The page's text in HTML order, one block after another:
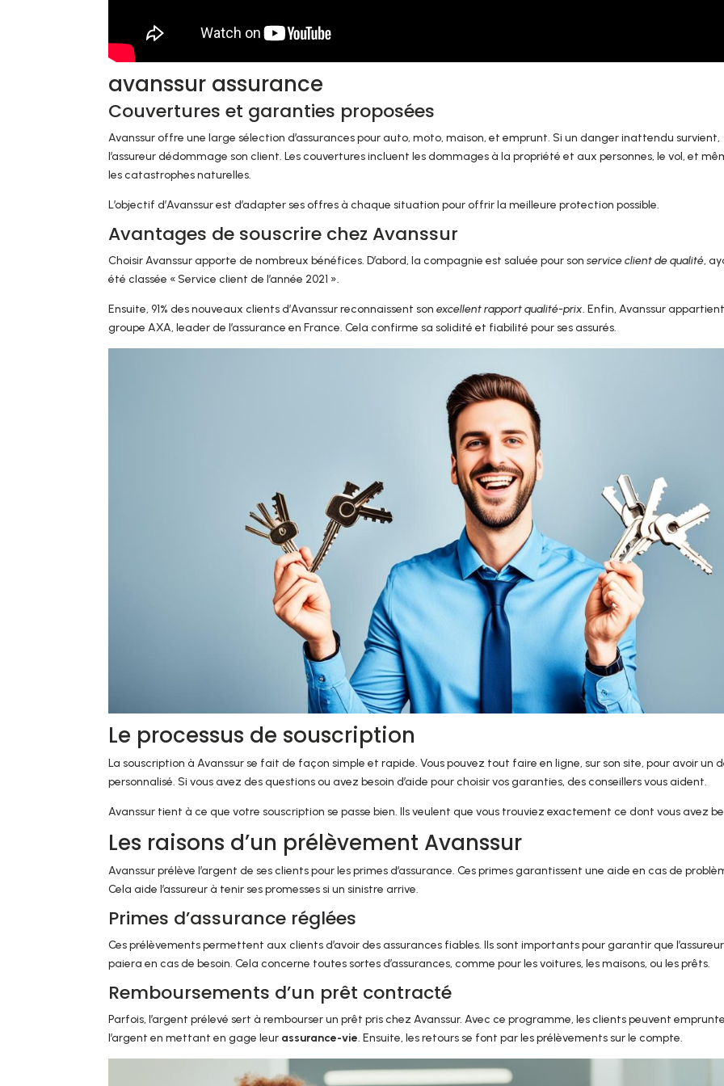
avanssur assurance
Couvertures et garanties proposées
Avanssur offre une large sélection d’assurances pour auto, moto, maison, et emprunt. Si un danger inattendu survient,
l’assureur dédommage son client. Les couvertures incluent les dommages à la propriété et aux personnes, le vol, et
les catastrophes naturelles.
L’objectif d’Avanssur est d’adapter ses offres à chaque situation pour offrir la meilleure protection possible.
Avantages de souscrire chez Avanssur
Choisir Avanssur apporte de nombreux bénéfices. D’abord, la compagnie est saluée pour sonservice client de qualité,
été classée « Service client de l’année 2021 ».
Ensuite, 91% des nouveaux clients d’Avanssur reconnaissent sonexcellent rapport qualité-prix. Enfin, Avanssur
groupe AXA, leader de l’assurance en France. Cela confirme sa solidité et fiabilité pour ses assurés.
Le processus de souscription
La souscription à Avanssur se fait de façon simple et rapide. Vous pouvez tout faire en ligne, sur son site, pour avoir un
personnalisé. Si vous avez des questions ou avez besoin d’aide pour choisir vos garanties, des conseillers vous aident.
Avanssur tient à ce que votre souscription se passe bien. Ils veulent que vous trouviez exactement ce dont vous avez
Les raisons d’un prélèvement Avanssur
Avanssur prélève l’argent de ses clients pour les primes d’assurance. Ces primes garantissent une aide en cas de
Cela aide l’assureur à tenir ses promesses si un sinistre arrive.
Primes d’assurance réglées
Ces prélèvements permettent aux clients d’avoir des assurances fiables. Ils sont importants pour garantir que l’assureur
paiera en cas de besoin. Cela concerne toutes sortes d’assurances, comme pour les voitures, les maisons, ou les prêts.
Remboursements d’un prêt contracté
Parfois, l’argent prélevé sert à rembourser un prêt pris chez Avanssur. Avec ce programme, les clients peuvent
l’argent en mettant en gage leur assurance-vie. Ensuite, les retours se font par les prélèvements sur le compte.